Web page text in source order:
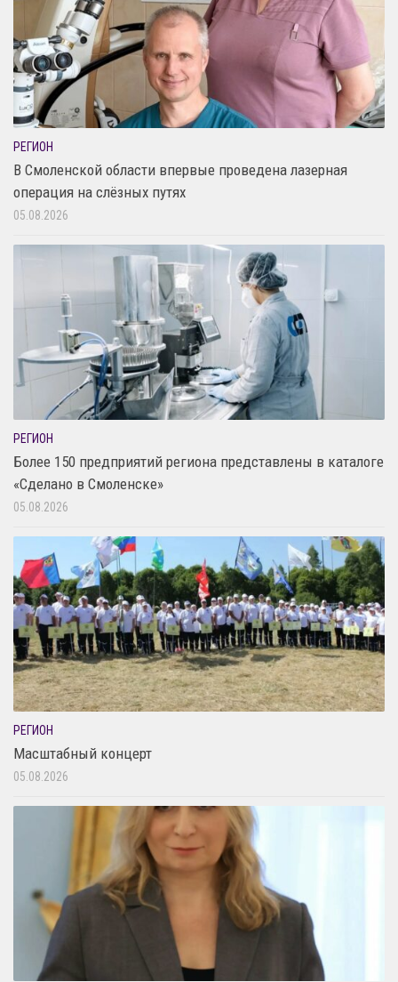
РЕГИОН
В Смоленской области впервые проведена лазерная
операция на слёзных путях
05.08.2026
РЕГИОН
Более 150 предприятий региона представлены в каталоге
«Сделано в Смоленске»
05.08.2026
РЕГИОН
Масштабный концерт
05.08.2026